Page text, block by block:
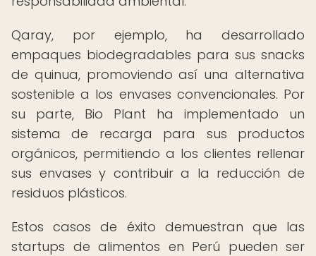
Qaray, por ejemplo, ha desarrollado
empaques biodegradables para sus snacks
de quinua, promoviendo así una alternativa
sostenible a los envases convencionales. Por
su parte, Bio Plant ha implementado un
sistema de recarga para sus productos
orgánicos, permitiendo a los clientes rellenar
sus envases y contribuir a la reducción de
residuos plásticos.
Estos casos de éxito demuestran que las
startups de alimentos en Perú pueden ser